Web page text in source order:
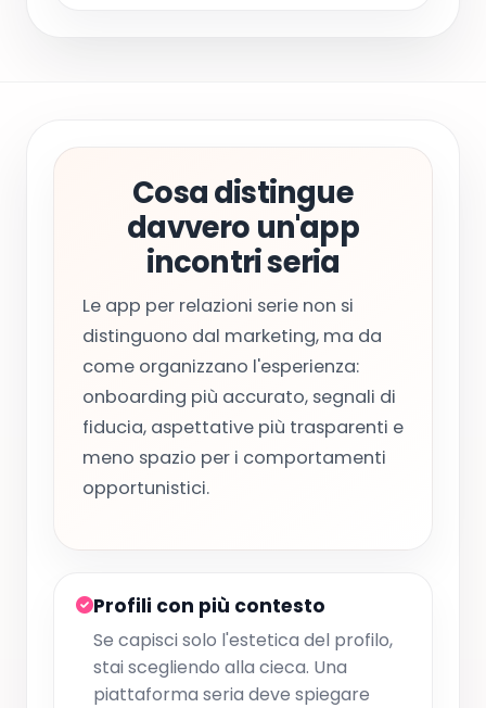
Cosa distingue
davvero un'app
incontri seria
Le app per relazioni serie non si
distinguono dal marketing, ma da
come organizzano l'esperienza:
onboarding più accurato, segnali di
fiducia, aspettative più trasparenti e
meno spazio per i comportamenti
opportunistici.
Profili con più contesto
Se capisci solo l'estetica del profilo,
stai scegliendo alla cieca. Una
piattaforma seria deve spiegare